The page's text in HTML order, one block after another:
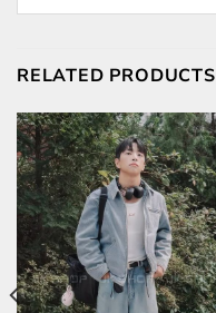
RELATED PRODUCTS